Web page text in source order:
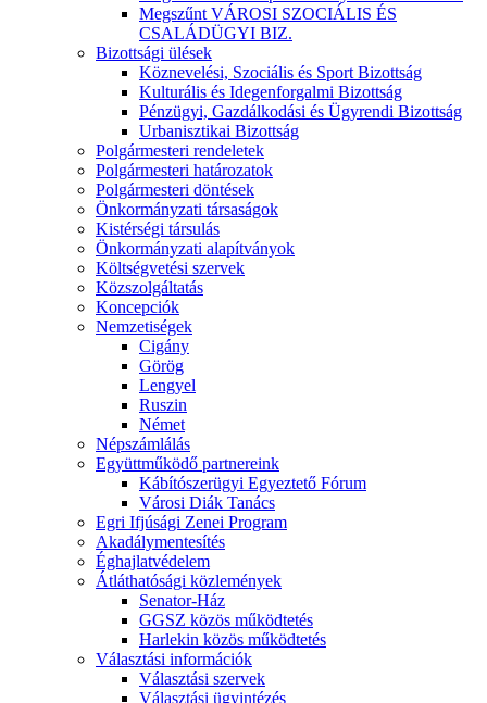
Megszűnt VÁROSI SZOCIÁLIS ÉS
CSALÁDÜGYI BIZ.
Bizottsági ülések
Köznevelési, Szociális és Sport Bizottság
Kulturális és Idegenforgalmi Bizottság
Pénzügyi, Gazdálkodási és Ügyrendi Bizottság
Urbanisztikai Bizottság
Polgármesteri rendeletek
Polgármesteri határozatok
Polgármesteri döntések
Önkormányzati társaságok
Kistérségi társulás
Önkormányzati alapítványok
Költségvetési szervek
Közszolgáltatás
Koncepciók
Nemzetiségek
Cigány
Görög
Lengyel
Ruszin
Német
Népszámlálás
Együttműködő partnereink
Kábítószerügyi Egyeztető Fórum
Városi Diák Tanács
Egri Ifjúsági Zenei Program
Akadálymentesítés
Éghajlatvédelem
Átláthatósági közlemények
Senator-Ház
GGSZ közös működtetés
Harlekin közös működtetés
Választási információk
Választási szervek
Választási ügyintézés